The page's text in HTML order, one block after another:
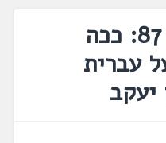
"קולולושה" פרק 87: ככה
עברית
יעקב